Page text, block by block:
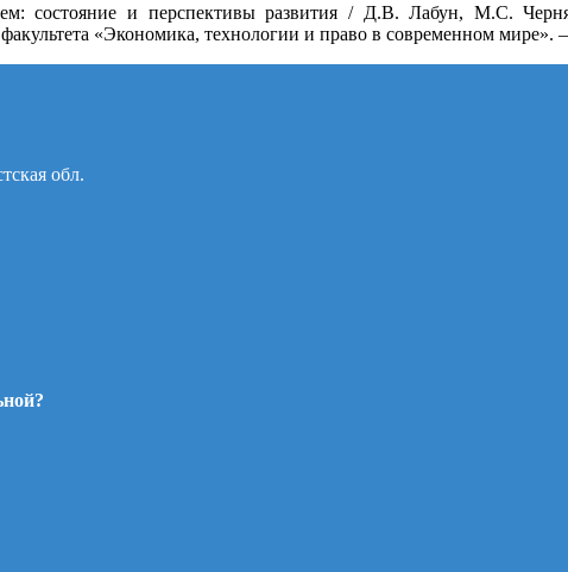
состояние и перспективы развития / Д.В. Лабун, М.С.
«Экономика, технологии и право в современном
обл.